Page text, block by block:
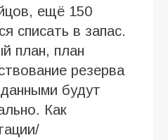
ещё 150
списать в запас.
план, план
резерва
будут
Как